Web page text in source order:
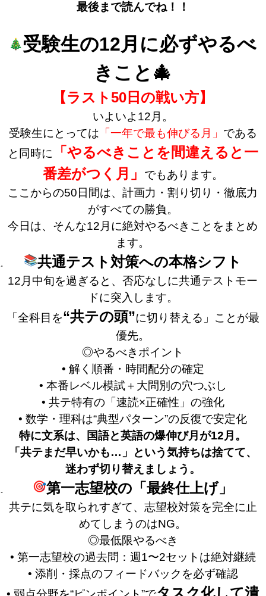
最後まで読んでね！！
受験生の12月に必ずやるべ
きこと🎄
【ラスト50日の戦い方】
いよいよ12月。
受験生にとっては 「一年で最も伸びる月」 である
と同時に
「やるべきことを間違えると一
番差がつく月」
でもあります。
ここからの50日間は、計画力・割り切り・徹底力
がすべての勝負。
今日は、そんな12月に絶対やるべきことをまとめ
ます。
共通テスト対策への本格シフト
12月中旬を過ぎると、否応なしに共通テストモー
ドに突入します。
「全科目を“共テの頭”に切り替える」ことが最
優先。
◎やるべきポイント
• 解く順番・時間配分の確定
• 本番レベル模試＋大問別の穴つぶし
• 共テ特有の「速読×正確性」の強化
• 数学・理科は“典型パターン”の反復で安定化
特に文系は、国語と英語の爆伸び月が12月。
「共テまだ早いかも…」という気持ちは捨てて、
迷わず切り替えましょう。
第一志望校の「最終仕上げ」
共テに気を取られすぎて、志望校対策を完全に止
めてしまうのはNG。
◎最低限やるべき
• 第一志望校の過去問：週1〜2セットは絶対継続
• 添削・採点のフィードバックを必ず確認
タスク化して潰